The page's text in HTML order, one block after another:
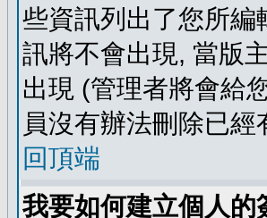
些資訊列出了您所編
訊將不會出現, 當版
出現 (管理者將會給
員沒有辦法刪除已
回頂端
我要如何建立個人的